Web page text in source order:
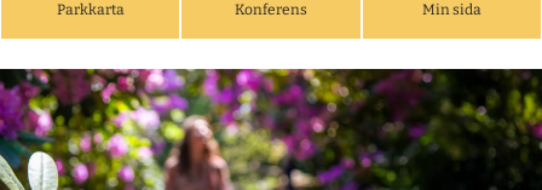
Parkkarta Konferens Min sida